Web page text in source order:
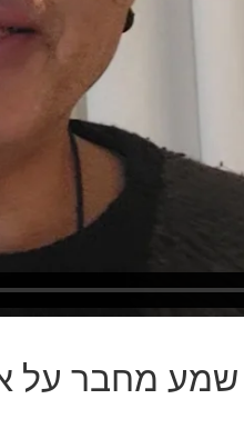
שמע מחבר על